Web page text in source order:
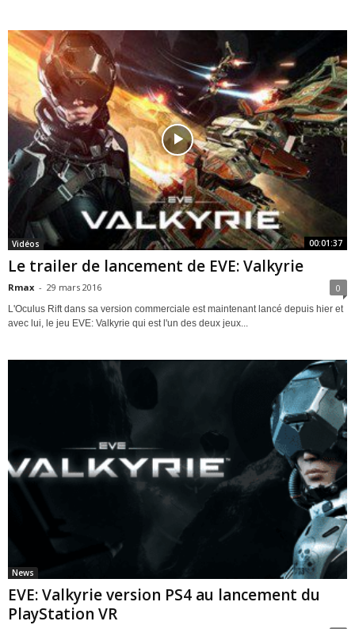
00:01:37
Vidéos
Le trailer de lancement de EVE: Valkyrie
Rmax - 29 mars 2016 0
L'Oculus Rift dans sa version commerciale est maintenant lancé depuis hier et
avec lui, le jeu EVE: Valkyrie qui est l'un des deux jeux...
News
EVE: Valkyrie version PS4 au lancement du
PlayStation VR